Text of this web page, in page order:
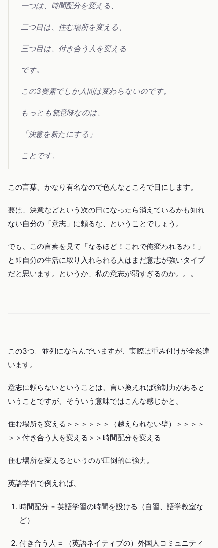
一つは、時間配分を変える、
二つ目は、住む場所を変える、
三つ目は、付き合う人を変える
です。
この3要素でしか人間は変わらないのです。
もっとも無意味なのは、
「決意を新たにする」
ことです。
この言葉、かなり有名なので色んなところで目にします。
要は、決意などという次の日になったら消えているかも知れ
ない自分の「意志」に頼るな、ということでしょう。
でも、この言葉を見て「なるほど！これで俺変われるわ！」
と即自分の生活に取り入れられる人はまだ意志が強いタイプ
だと思います。というか、私の意志が弱すぎるのか。。。
この3つ、並列にならんでいますが、実際は重み付けが全然違
います。
意志に頼らないということは、言い換えれば強制力があると
いうことですが、そういう意味ではこんな感じかと。
住む場所を変える＞＞＞＞＞＞（越えられない壁）＞＞＞＞
＞＞付き合う人を変える＞＞時間配分を変える
住む場所を変えるというのが圧倒的に強力。
英語学習で例えれば、
時間配分 = 英語学習の時間を設ける（自習、語学教室な
ど）
付き合う人 = （英語ネイティブの）外国人コミュニティ